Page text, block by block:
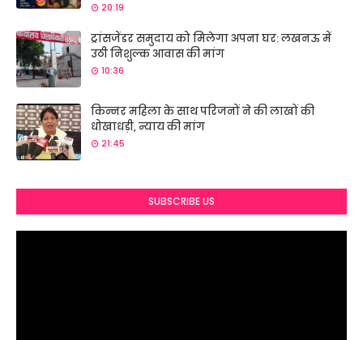
20:19
ट्रांसजेंडर समुदाय को मिलेगा अपना घर: लखनऊ में
उठी निशुल्क आवास की मांग
10:36
किन्नर महिला के साथ परिजनों ने की लाखों की
धोखाधड़ी, न्याय की मांग
21:45
SUBSCRIBE US